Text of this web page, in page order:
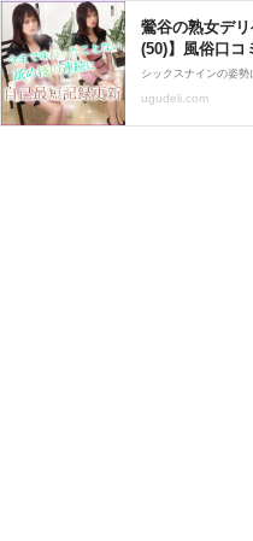
鶯谷の熟女デ
(50)】風俗口コ
んなところま
わったことない
ugudeli.com